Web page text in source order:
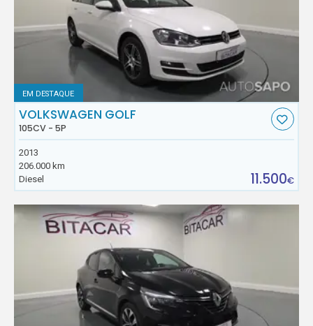
EM DESTAQUE
VOLKSWAGEN GOLF
105CV - 5P
2013
206.000 km
Diesel
11.500€